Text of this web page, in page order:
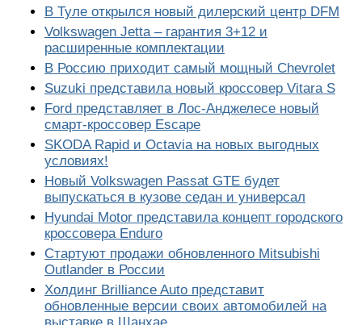
В Туле открылся новый дилерский центр DFM
Volkswagen Jetta – гарантия 3+12 и
расширенные комплектации
В Россию приходит самый мощный Chevrolet
Suzuki представила новый кроссовер Vitara S
Ford представляет в Лос-Анджелесе новый
смарт-кроссовер Escape
SKODA Rapid и Octavia на новых выгодных
условиях!
Новый Volkswagen Passat GTE будет
выпускаться в кузове седан и универсал
Hyundai Motor представила концепт городского
кроссовера Enduro
Стартуют продажи обновленного Mitsubishi
Outlander в России
Холдинг Brilliance Auto представит
обновленные версии своих автомобилей на